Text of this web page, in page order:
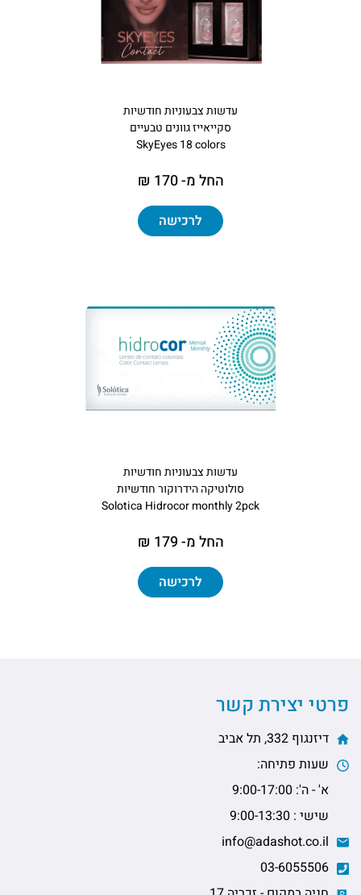
עדשות צבעוניות חודשיות
סקייאייז גוונים טבעיים
SkyEyes 18 colors
החל מ- 170 ₪
לרכישה
עדשות צבעוניות חודשיות
סולוטיקה הידרוקור חודשיות
Solotica Hidrocor monthly 2pck
החל מ- 179 ₪
לרכישה
פרטי יצירת קשר
דיזנגוף 332, תל אביב
שעות פתיחה:
א' - ה': 9:00-17:00
שישי : 9:00-13:30